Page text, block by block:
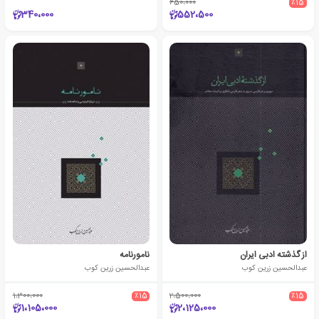
٪15 650،000
552،500 340،000
از گذشته ادبی ایران
عبدالحسین زرین کوب
٪15 2،500،000
2،125،000
نامورنامه
عبدالحسین زرین کوب
٪15 1،300،000
1،105،000